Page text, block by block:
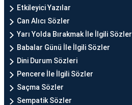
Etkileyici Yazılar
Can Alıcı Sözler
Yarı Yolda Bırakmak İle İlgili Sözler
Babalar Günü İle İlgili Sözler
Dini Durum Sözleri
Pencere İle İlgili Sözler
Saçma Sözler
Sempatik Sözler